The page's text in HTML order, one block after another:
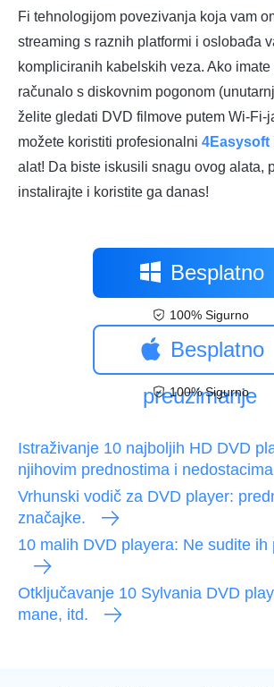
Fi tehnologijom povezivanja koja vam
streaming s raznih platformi i oslobađa
kompliciranih kabelskih veza. Ako
računalo s diskovnim pogonom
želite gledati DVD filmove putem Wi-Fi-
možete koristiti profesionalni 4Easysoft
alat! Da biste iskusili snagu ovog alata,
instalirajte i koristite ga danas!
Besplatno
preuzimanje
100% Sigurno
Besplatno
preuzimanje
100% Sigurno
Istraživanje 10 najboljih HD DVD
njihovim prednostima i nedostacima
Vrhunski vodič za DVD player:
značajke.
10 malih DVD playera: Ne sudite ih
Otključavanje 10 Sylvania DVD
mane, itd.